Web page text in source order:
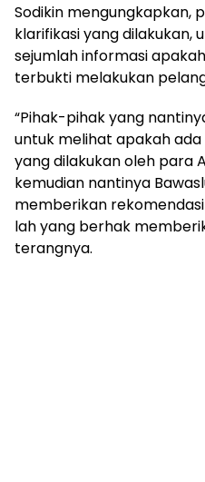
Sodikin mengungkapkan,
klarifikasi yang dilakukan,
sejumlah informasi
terbukti melakukan
“Pihak-pihak yang
untuk melihat apakah
yang dilakukan oleh para
kemudian nantinya
memberikan
lah yang berhak
terangnya.